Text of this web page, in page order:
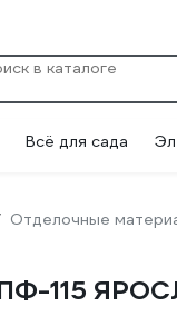
Всё для сада
Отделочные
115